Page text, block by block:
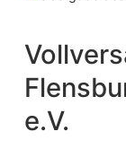
e.V.